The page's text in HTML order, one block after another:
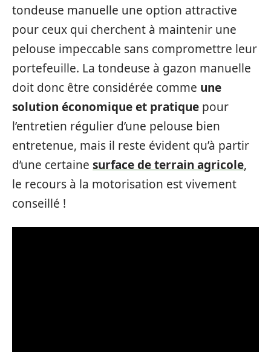
tondeuse manuelle une option attractive
pour ceux qui cherchent à maintenir une
pelouse impeccable sans compromettre leur
portefeuille. La tondeuse à gazon manuelle
doit donc être considérée comme une
solution économique et pratique pour
l’entretien régulier d’une pelouse bien
entretenue, mais il reste évident qu’à partir
d’une certaine surface de terrain agricole,
le recours à la motorisation est vivement
conseillé !